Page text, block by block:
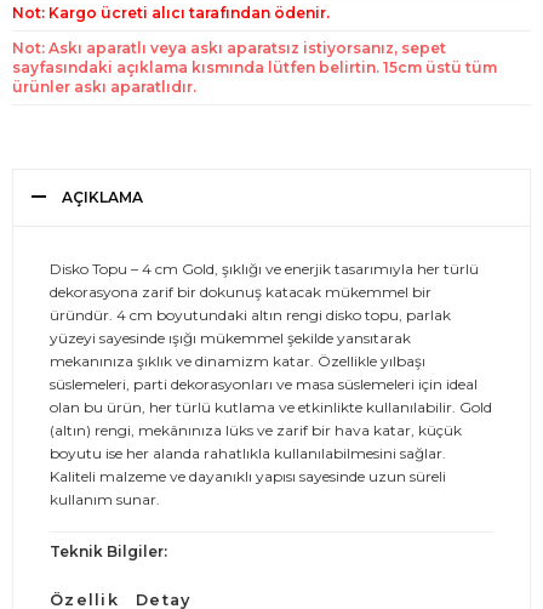
Not: Kargo ücreti alıcı tarafından ödenir.
Not: Askı aparatlı veya askı aparatsız istiyorsanız, sepet
sayfasındaki açıklama kısmında lütfen belirtin. 15cm üstü tüm
ürünler askı aparatlıdır.
AÇIKLAMA
Disko Topu – 4 cm Gold, şıklığı ve enerjik tasarımıyla her türlü
dekorasyona zarif bir dokunuş katacak mükemmel bir
üründür. 4 cm boyutundaki altın rengi disko topu, parlak
yüzeyi sayesinde ışığı mükemmel şekilde yansıtarak
mekanınıza şıklık ve dinamizm katar. Özellikle yılbaşı
süslemeleri, parti dekorasyonları ve masa süslemeleri için ideal
olan bu ürün, her türlü kutlama ve etkinlikte kullanılabilir. Gold
(altın) rengi, mekânınıza lüks ve zarif bir hava katar, küçük
boyutu ise her alanda rahatlıkla kullanılabilmesini sağlar.
Kaliteli malzeme ve dayanıklı yapısı sayesinde uzun süreli
kullanım sunar.
Teknik Bilgiler:
Özellik
Detay